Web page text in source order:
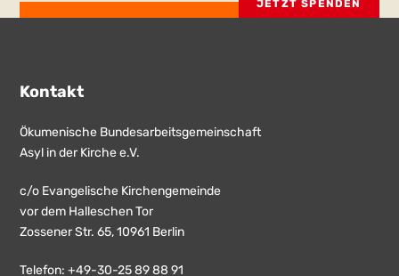
JETZT SPENDEN
Kontakt
Ökumenische Bundesarbeitsgemeinschaft
Asyl in der Kirche e.V.
c/o Evangelische Kirchengemeinde
vor dem Halleschen Tor
Zossener Str. 65, 10961 Berlin
Telefon: +49-30-25 89 88 91